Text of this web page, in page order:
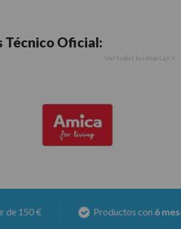
Técnico Oficial:
Ver todas las marcas >
€ Productos con6 meses de